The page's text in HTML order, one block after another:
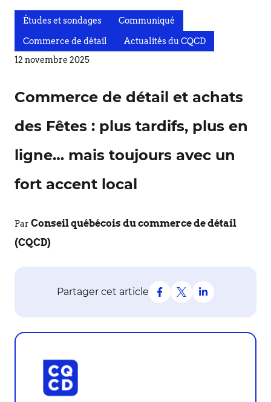
Études et sondages Communiqué
Commerce de détail
Actualités du CQCD
12 novembre 2025
Commerce de détail et achats
des Fêtes : plus tardifs, plus en
ligne… mais toujours avec un
fort accent local
Par Conseil québécois du commerce de détail
(CQCD)
Partager cet article